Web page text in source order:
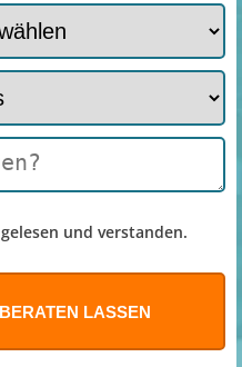
gelesen und verstanden.